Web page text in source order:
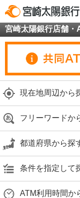
宮崎太陽銀行店舗・
現在地周辺から
フリーワードか
都道府県から探
条件を指定して
ATM利用時間か